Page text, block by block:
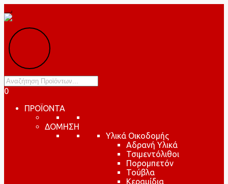
Products
search
0
ΠΡΟΪΟΝΤΑ
ΔΟΜΗΣΗ
Υλικά Οικοδομής
Αδρανή Υλικά
Τσιμεντόλιθοι
Πορομπετόν
Τούβλα
Κεραμίδια